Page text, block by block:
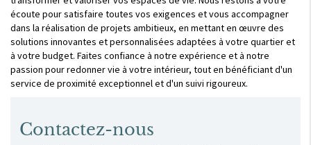
écoute pour satisfaire toutes vos exigences et vous accompagner
dans la réalisation de projets ambitieux, en mettant en œuvre des
solutions innovantes et personnalisées adaptées à votre quartier et
à votre budget. Faites confiance à notre expérience et à notre
passion pour redonner vie à votre intérieur, tout en bénéficiant d'un
service de proximité exceptionnel et d'un suivi rigoureux.
Contactez-nous